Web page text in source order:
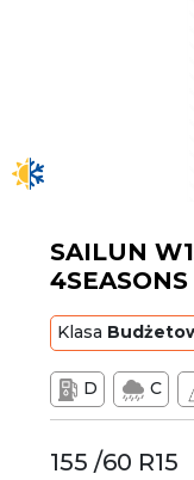
SAILUN
Klasa
D C
155 /60 R15